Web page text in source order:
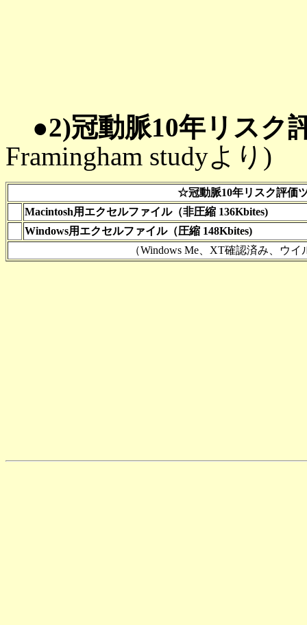
●2)冠動脈10年リスク
Framingham studyより)
☆冠動脈10年リスク評価
Macintosh用エクセルファイル（非圧縮 136Kbites)
Windows用エクセルファイル（圧縮 148Kbites)
（Windows Me、XT確認済み、ウイ